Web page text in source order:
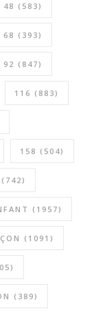
48 (583)
68 (393)
92 (847)
116 (883)
158 (504)
(742)
(1957)
(1091)
(389)